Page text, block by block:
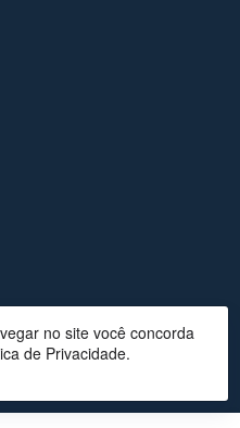
no site você concorda
de Privacidade.